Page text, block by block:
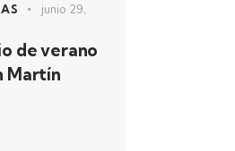
junio 29,
de verano
Martín